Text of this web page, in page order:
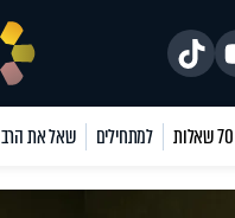
70 שאלות למתחילים שאל את הרב